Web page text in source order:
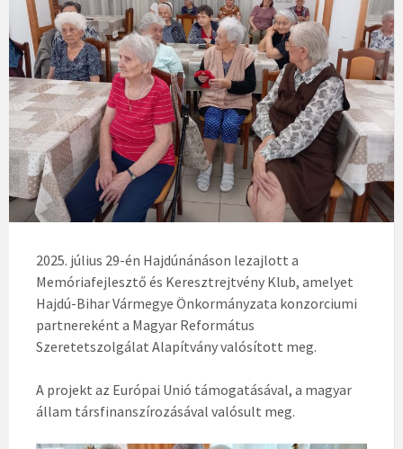
2025. július 29-én Hajdúnánáson lezajlott a
Memóriafejlesztő és Keresztrejtvény Klub, amelyet
Hajdú-Bihar Vármegye Önkormányzata konzorciumi
partnereként a Magyar Református
Szeretetszolgálat Alapítvány valósított meg.
A projekt az Európai Unió támogatásával, a magyar
állam társfinanszírozásával valósult meg.